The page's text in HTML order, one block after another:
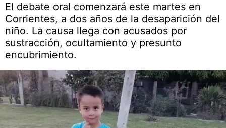
El debate oral comenzará este martes en
Corrientes, a dos años de la desaparición del
niño. La causa llega con acusados por
sustracción, ocultamiento y presunto
encubrimiento.